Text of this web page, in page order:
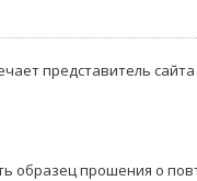
представитель сайта
образец прошения о